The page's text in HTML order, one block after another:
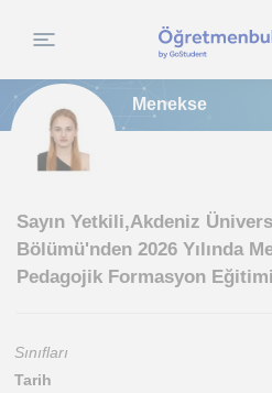
Menekse
​Sayın Yetkili, ​Akdeniz
Bölümü'nden 2026 Yılında
Pedagojik Formasyon
Sınıfları
Tarih